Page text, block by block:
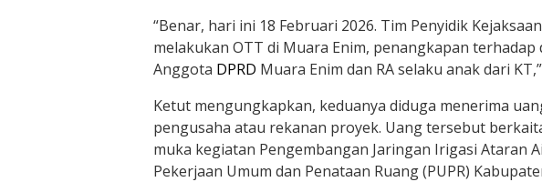
“Benar, hari ini 18 Februari 2026. Tim Penyidik
melakukan OTT di Muara Enim, penangkapan
Anggota DPRD Muara Enim dan RA selaku anak dari
Ketut mengungkapkan, keduanya diduga menerima
pengusaha atau rekanan proyek. Uang tersebut
muka kegiatan Pengembangan Jaringan Irigasi Ataran
Pekerjaan Umum dan Penataan Ruang (PUPR)